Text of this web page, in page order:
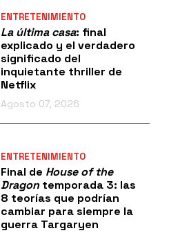
ENTRETENIMIENTO
La última casa: final
explicado y el verdadero
significado del
inquietante thriller de
Netflix
Agosto 07, 2026
ENTRETENIMIENTO
Final de House of the
Dragontemporada 3: las
8 teorías que podrían
cambiar para siempre la
guerra Targaryen